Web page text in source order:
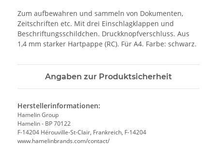
Zum aufbewahren und sammeln von Dokumenten,
Zeitschriften etc. Mit drei Einschlagklappen und
Beschriftungsschildchen. Druckknopfverschluss. Aus
1,4 mm starker Hartpappe (RC). Für A4. Farbe: schwarz.
Angaben zur Produktsicherheit
Herstellerinformationen:
Hamelin Group
Hamelin - BP 70122
F-14204 Hérouville-St-Clair, Frankreich, F-14204
www.hamelinbrands.com/contact/